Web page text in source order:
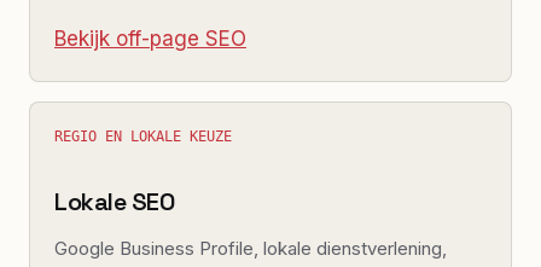
Bekijk off-page SEO
REGIO EN LOKALE KEUZE
Lokale SEO
Google Business Profile, lokale dienstverlening,